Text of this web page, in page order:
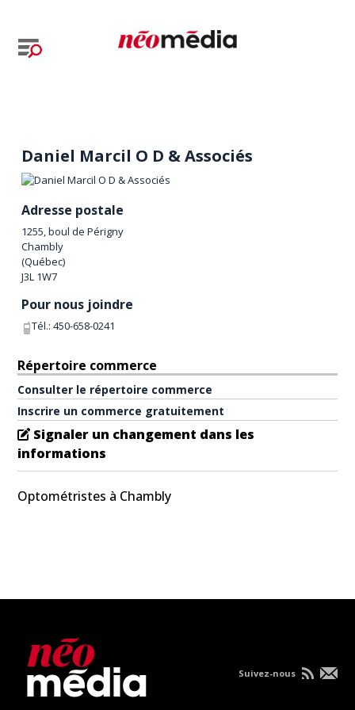
Daniel Marcil O D & Associés
Adresse postale
1255, boul de Périgny
Chambly
(Québec)
J3L 1W7
Pour nous joindre
Tél.:450-658-0241
Répertoire commerce
Consulter le répertoire commerce
Inscrire un commerce gratuitement
Signaler un changement dans les
informations
Optométristes à Chambly
Suivez-nous